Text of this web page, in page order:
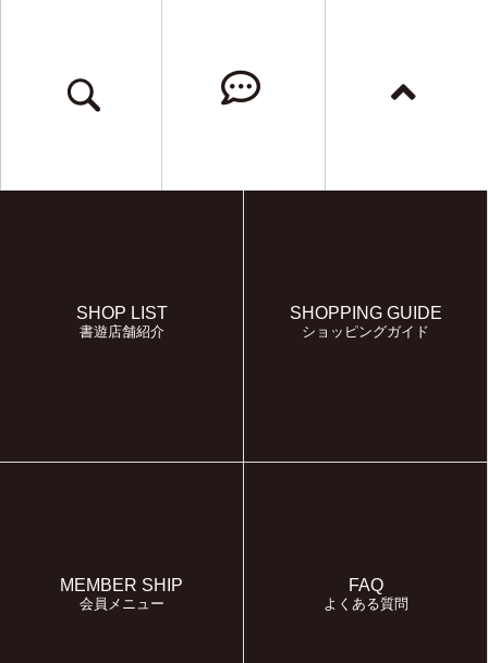
SHOP LIST
書遊店舗紹介
SHOPPING GUIDE
ショッピングガイド
MEMBER SHIP
会員メニュー
FAQ
よくある質問